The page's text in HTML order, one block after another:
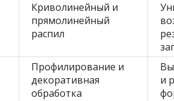
Криволинейный и
прямолинейный
распил
Профилирование и
декоративная
обработка
и